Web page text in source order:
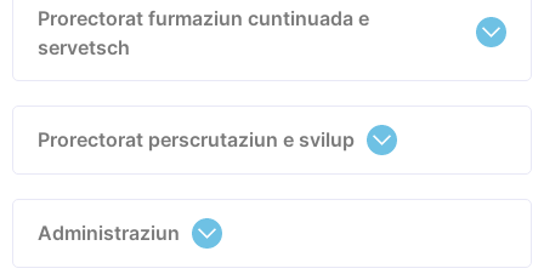
Prorectorat furmaziun cuntinuada e
servetsch
Prorectorat perscrutaziun e svilup
Administraziun